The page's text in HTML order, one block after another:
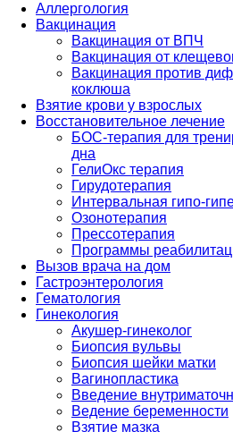
Аллергология
Вакцинация
Вакцинация от ВПЧ
Вакцинация от
Вакцинация против
коклюша
Взятие крови у взрослых
Восстановительное лечение
БОС-терапия для
дна
ГелиОкс терапия
Гирудотерапия
Интервальная гипо-
Озонотерапия
Прессотерапия
Программы
Вызов врача на дом
Гастроэнтерология
Гематология
Гинекология
Акушер-гинеколог
Биопсия вульвы
Биопсия шейки матки
Вагинопластика
Введение
Ведение беременности
Взятие мазка